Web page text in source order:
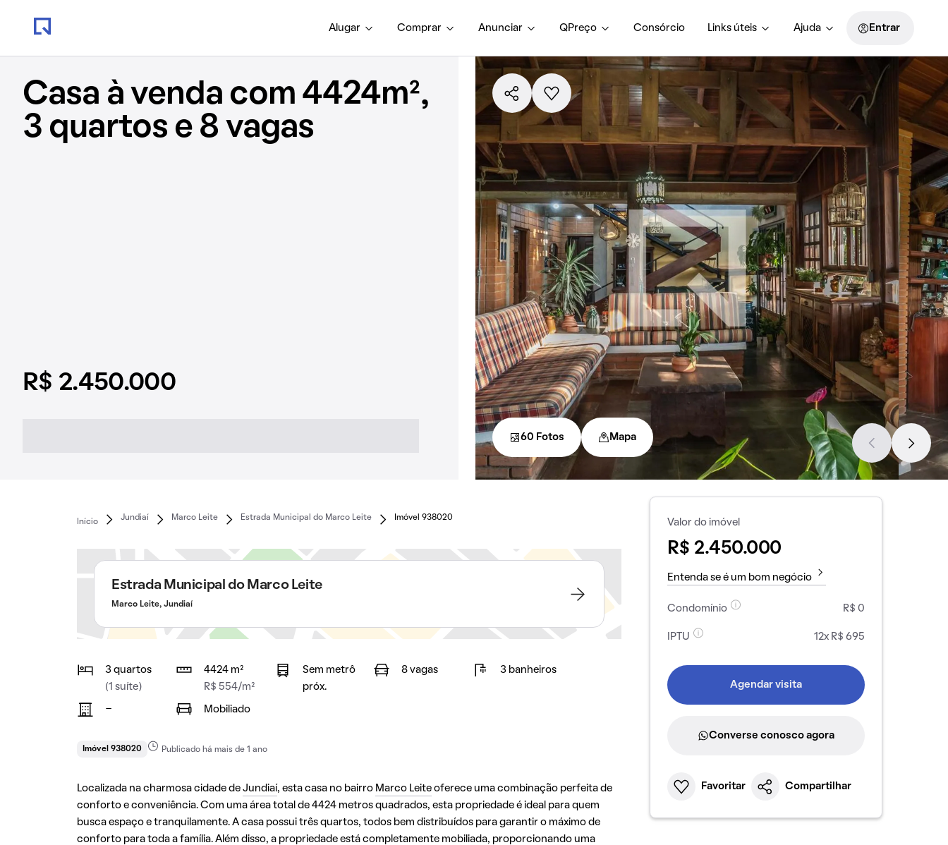
Alugar Comprar Anunciar QPreço Consórcio Links úteis Ajuda Entrar
Casa à venda com 4424m²,
3 quartos e 8 vagas
R$ 2.450.000
60 Fotos Mapa
Início
Jundiaí Marco Leite Estrada Municipal do Marco Leite Imóvel 938020
Estrada Municipal do Marco Leite
Marco Leite, Jundiaí
3 quartos
(1 suíte)
4424 m²
R$ 554/m²
Sem metrô
próx.
8 vagas 3 banheiros
- Mobiliado
Imóvel 938020 Publicado há mais de 1 ano
Localizada na charmosa cidade de Jundiaí, esta casa no bairro Marco Leiteoferece uma combinação perfeita de
conforto e conveniência. Com uma área total de 4424 metros quadrados, esta propriedade é ideal para quem
busca espaço e tranquilamente. A casa possui três quartos, todos bem distribuídos para garantir o máximo de
conforto para toda a família. Além disso, a propriedade está completamente mobiliada, proporcionando uma
Valor do imóvel
R$ 2.450.000
Entenda se é um bom negócio
Condomínio R$ 0
IPTU 12x R$ 695
Agendar visita
Converse conosco agora
Favoritar Compartilhar